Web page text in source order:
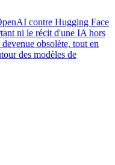
contre Hugging Face
ni le récit d'une IA hors
obsolète, tout en
des modèles de